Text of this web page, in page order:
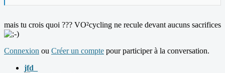
mais tu crois quoi ??? VO²cycling ne recule devant aucuns sacrifices
Connexion ou Créer un compte pour participer à la conversation.
jfd_